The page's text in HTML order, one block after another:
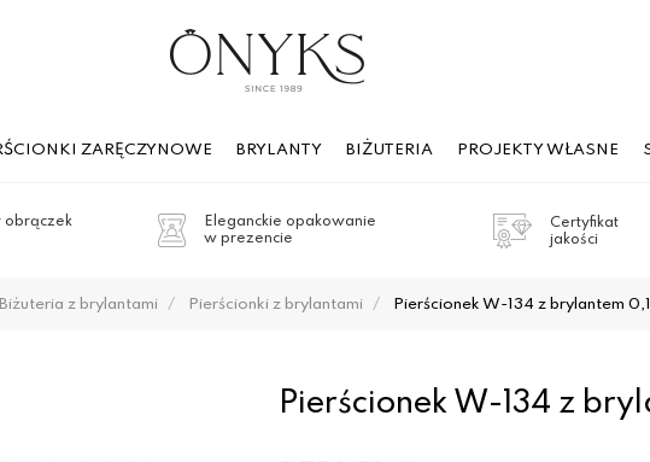
ZARĘCZYNOWE BRYLANTY BIŻUTERIA PROJEKTY WŁASNE
obrączek
Eleganckie opakowanie
w prezencie
Certyfikat
jakości
Biżuteria z brylantami Pierścionki z brylantami Pierścionek W-134 z brylantem
Pierścionek W-134 z